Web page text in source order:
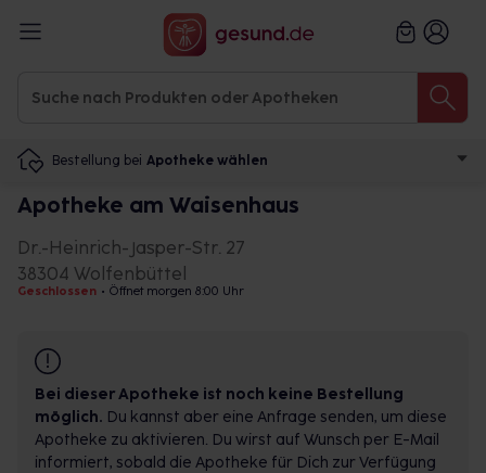
Bestellung bei Apotheke wählen
Apotheke am Waisenhaus
Dr.-Heinrich-Jasper-Str. 27
38304 Wolfenbüttel
Geschlossen • Öffnet morgen 8:00 Uhr
Bei dieser Apotheke ist noch keine Bestellung
möglich. Du kannst aber eine Anfrage senden, um diese
Apotheke zu aktivieren. Du wirst auf Wunsch per E-Mail
informiert, sobald die Apotheke für Dich zur Verfügung